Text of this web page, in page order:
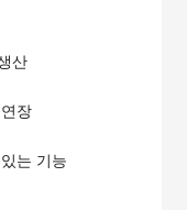
산
장
는 기능